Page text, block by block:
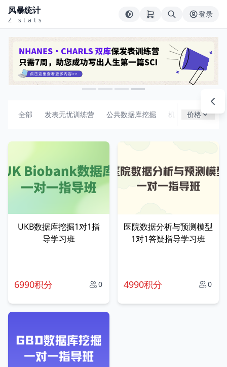
风暴统计
Z stats
登录
全部 发表无忧训练营 公共数据库挖掘 机器学习 组合
价格
UKB数据库挖掘1对1指
导学习班
6990积分 0
医院数据分析与预测模型
1对1答疑指导学习班
4990积分 0